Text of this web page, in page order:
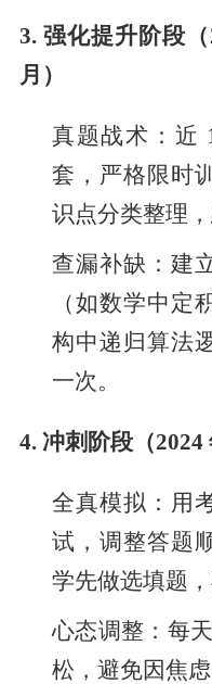
3. 强化提升阶段
月）
真题战术：近
套，严格限时
识点分类整理
查漏补缺：建
（如数学中定
构中递归算法
一次。
4. 冲刺阶段（2024
全真模拟：用
试，调整答题
学先做选填题，
心态调整：每
松，避免因焦